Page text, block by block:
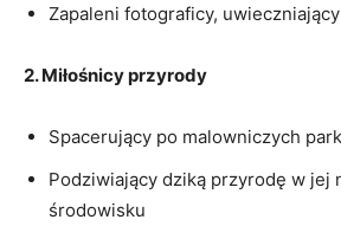
Zapaleni ⁢fotograficy,
2. Miłośnicy przyrody
Spacerujący po malowniczych
Podziwiający dziką przyrodę w jej
środowisku